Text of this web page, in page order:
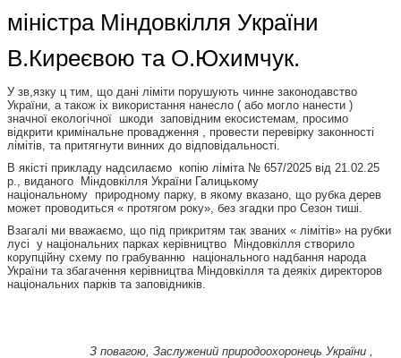
міністра Міндовкілля України
В.Киреєвою та О.Юхимчук.
У зв,язку ц тим, що дані ліміти порушують чинне законодавство
України, а також іх використання нанесло ( або могло нанести )
значної екологічної шкоди заповідним екосистемам, просимо
відкрити кримінальне провадження , провести перевірку законності
лімітів, та притягнути винних до відповідальності.
В якісті прикладу надсилаємо копію ліміта № 657/2025 від 21.02.25
р., виданого Міндовкілля України Галицькому
національному природному парку, в якому вказано, що рубка дерев
может проводиться « протягом року», без згадки про Сезон тиші.
Взагалі ми вважаємо, що під прикритям так званих « лімітів» на рубки
лусі у національних парках керівництво Міндовкілля створило
корупційну схему по грабуванню національного надбання народа
України та збагачення керівництва Міндовкілля та деякіх директоров
національних парків та заповідників.
З повагою, Заслужений природоохоронець України ,